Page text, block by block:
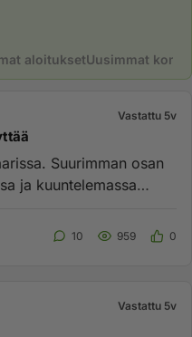
aloituksetUusimmat
Vastattu 5v
ja kuuntelemassa
10 959 0
Vastattu 5v